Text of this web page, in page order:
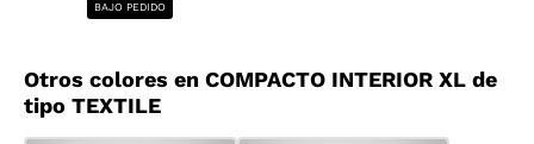
BAJO PEDIDO
Otros colores en COMPACTO INTERIOR XL de
tipo TEXTILE